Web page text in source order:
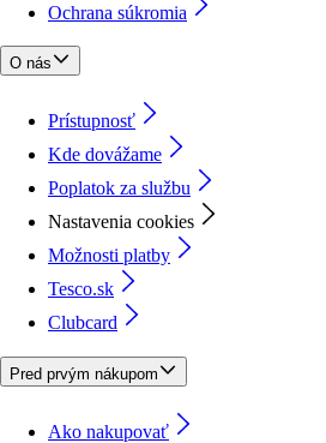
Ochrana súkromia
O nás
Prístupnosť
Kde dovážame
Poplatok za službu
Nastavenia cookies
Možnosti platby
Tesco.sk
Clubcard
Pred prvým nákupom
Ako nakupovať